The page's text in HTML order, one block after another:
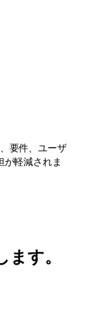
要件、ユーザ
が軽減されま
す。